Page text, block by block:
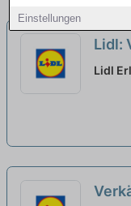
Einstellungen
Lidl:
neu
Lidl